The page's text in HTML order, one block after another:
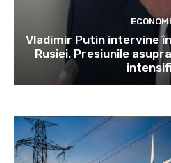
Vladimir Putin intervine
Rusiei. Presiunile